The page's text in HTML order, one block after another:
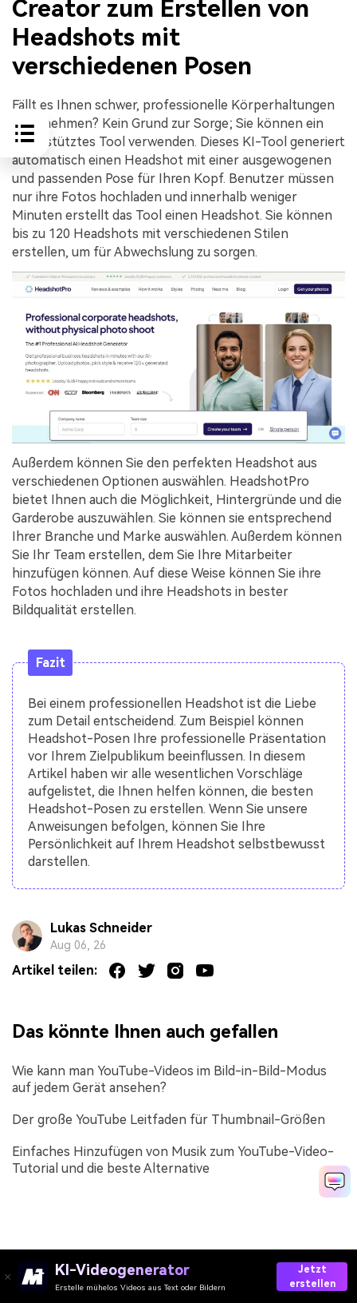
Creator zum Erstellen von
Headshots mit
verschiedenen Posen
Fällt es Ihnen schwer, professionelle Körperhaltungen
einzunehmen? Kein Grund zur Sorge; Sie können ein
KI-gestütztes Tool verwenden. Dieses KI-Tool generiert
automatisch einen Headshot mit einer ausgewogenen
und passenden Pose für Ihren Kopf. Benutzer müssen
nur ihre Fotos hochladen und innerhalb weniger
Minuten erstellt das Tool einen Headshot. Sie können
bis zu 120 Headshots mit verschiedenen Stilen
erstellen, um für Abwechslung zu sorgen.
Außerdem können Sie den perfekten Headshot aus
verschiedenen Optionen auswählen. HeadshotPro
bietet Ihnen auch die Möglichkeit, Hintergründe und die
Garderobe auszuwählen. Sie können sie entsprechend
Ihrer Branche und Marke auswählen. Außerdem können
Sie Ihr Team erstellen, dem Sie Ihre Mitarbeiter
hinzufügen können. Auf diese Weise können Sie ihre
Fotos hochladen und ihre Headshots in bester
Bildqualität erstellen.
Fazit
Bei einem professionellen Headshot ist die Liebe
zum Detail entscheidend. Zum Beispiel können
Headshot-Posen Ihre professionelle Präsentation
vor Ihrem Zielpublikum beeinflussen. In diesem
Artikel haben wir alle wesentlichen Vorschläge
aufgelistet, die Ihnen helfen können, die besten
Headshot-Posen zu erstellen. Wenn Sie unsere
Anweisungen befolgen, können Sie Ihre
Persönlichkeit auf Ihrem Headshot selbstbewusst
darstellen.
Lukas Schneider
Aug 06, 26
Artikel teilen:
Das könnte Ihnen auch gefallen
Wie kann man YouTube-Videos im Bild-in-Bild-Modus
auf jedem Gerät ansehen?
Der große YouTube Leitfaden für Thumbnail-Größen
Einfaches Hinzufügen von Musik zum YouTube-Video-
Tutorial und die beste Alternative
KI-Videogenerator
Erstelle mühelos Videos aus Text oder Bildern
Jetzt
erstellen